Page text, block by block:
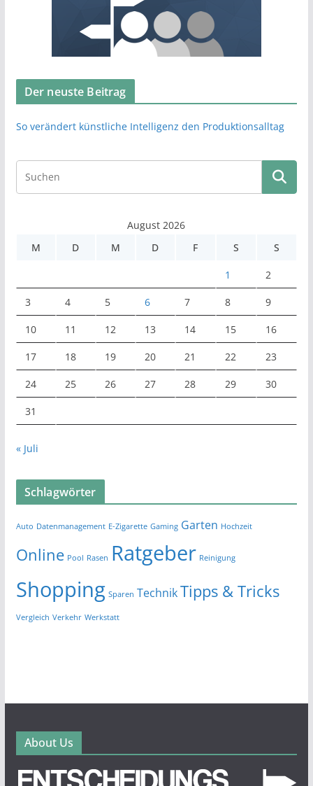
Der neuste Beitrag
So verändert künstliche Intelligenz den Produktionsalltag
August 2026
M
D M D F S S
1 2
3 4 5 6 7 8 9
10 11 12 13 14 15 16
17 18 19 20 21 22 23
24 25 26 27 28 29 30
31
« Juli
Schlagwörter
Auto Datenmanagement E-Zigarette Gaming Garten Hochzeit
Online Pool Rasen Ratgeber Reinigung
Shopping Sparen TechnikTipps & Tricks
Vergleich Verkehr Werkstatt
About Us